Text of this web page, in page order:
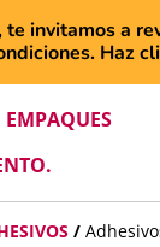
invitamos a
Haz
EMPAQUES
/